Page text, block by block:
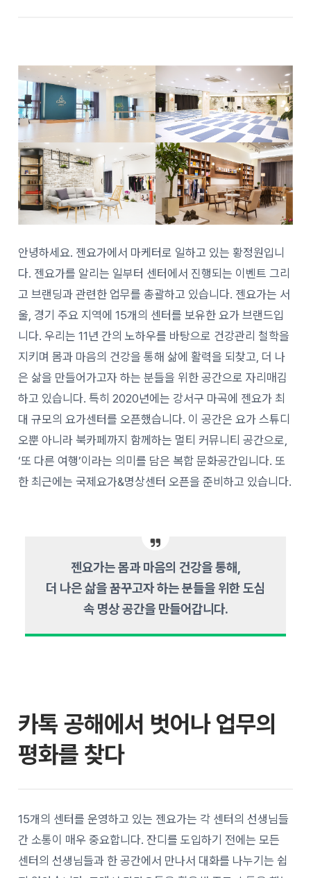
안녕하세요. 젠요가에서 마케터로 일하고 있는 황정원입니
다. 젠요가를 알리는 일부터 센터에서 진행되는 이벤트 그리
고 브랜딩과 관련한 업무를 총괄하고 있습니다. 젠요가는 서
울, 경기 주요 지역에 15개의 센터를 보유한 요가 브랜드입
니다. 우리는 11년 간의 노하우를 바탕으로 건강관리 철학을
지키며 몸과 마음의 건강을 통해 삶에 활력을 되찾고, 더 나
은 삶을 만들어가고자 하는 분들을 위한 공간으로 자리매김
하고 있습니다. 특히 2020년에는 강서구 마곡에 젠요가 최
대 규모의 요가센터를 오픈했습니다. 이 공간은 요가 스튜디
오뿐 아니라 북카페까지 함께하는 멀티 커뮤니티 공간으로,
‘또 다른 여행’이라는 의미를 담은 복합 문화공간입니다. 또
한 최근에는 국제요가&명상센터 오픈을 준비하고 있습니다.
젠요가는 몸과 마음의 건강을 통해,
더 나은 삶을 꿈꾸고자 하는 분들을 위한 도심
속 명상 공간을 만들어갑니다.
카톡 공해에서 벗어나 업무의
평화를 찾다
15개의 센터를 운영하고 있는 젠요가는 각 센터의 선생님들
간 소통이 매우 중요합니다. 잔디를 도입하기 전에는 모든
센터의 선생님들과 한 공간에서 만나서 대화를 나누기는 쉽